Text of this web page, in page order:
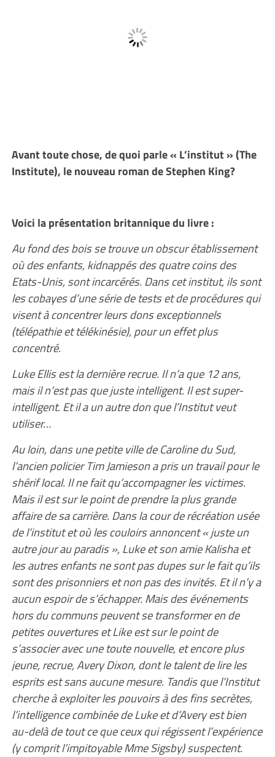
Avant toute chose, de quoi parle « L’institut » (The
Institute), le nouveau roman de Stephen King?
Voici la présentation britannique du livre :
Au fond des bois se trouve un obscur établissement
où des enfants, kidnappés des quatre coins des
Etats-Unis, sont incarcérés. Dans cet institut, ils sont
les cobayes d’une série de tests et de procédures qui
visent à concentrer leurs dons exceptionnels
(télépathie et télékinésie), pour un effet plus
concentré.
Luke Ellis est la dernière recrue. Il n’a que 12 ans,
mais il n’est pas que juste intelligent. Il est super-
intelligent. Et il a un autre don que l’Institut veut
utiliser…
Au loin, dans une petite ville de Caroline du Sud,
l’ancien policier Tim Jamieson a pris un travail pour le
shérif local. Il ne fait qu’accompagner les victimes.
Mais il est sur le point de prendre la plus grande
affaire de sa carrière. Dans la cour de récréation usée
de l’institut et où les couloirs annoncent « juste un
autre jour au paradis », Luke et son amie Kalisha et
les autres enfants ne sont pas dupes sur le fait qu’ils
sont des prisonniers et non pas des invités. Et il n’y a
aucun espoir de s’échapper. Mais des événements
hors du communs peuvent se transformer en de
petites ouvertures et Like est sur le point de
s’associer avec une toute nouvelle, et encore plus
jeune, recrue, Avery Dixon, dont le talent de lire les
esprits est sans aucune mesure. Tandis que l’Institut
cherche à exploiter les pouvoirs à des fins secrètes,
l’intelligence combinée de Luke et d’Avery est bien
au-delà de tout ce que ceux qui régissent l’expérience
(y comprit l’impitoyable Mme Sigsby) suspectent.